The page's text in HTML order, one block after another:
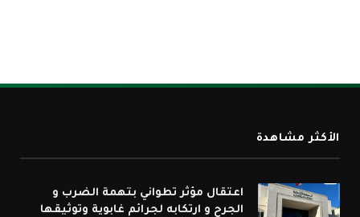
الأكثر مشاهدة
اعتقال مؤثر تطواني بتهمة الضرب و
الجرح و ارتكابه لجرائم غابوية وتوثيقها